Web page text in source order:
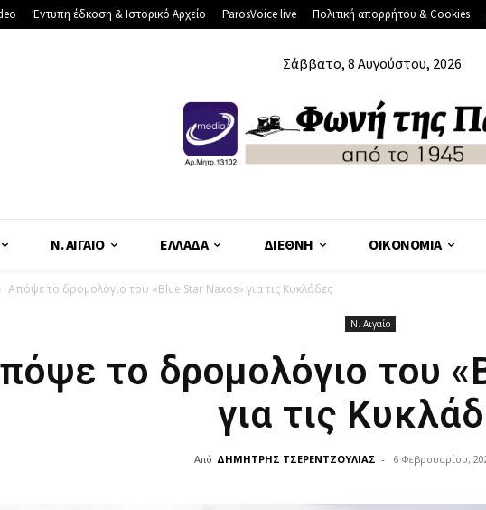
Έντυπη έδκοση & Ιστορικό Αρχείο ParosVoice live Πολιτική απορρήτου & Cookies
Σάββατο, 8 Αυγούστου, 2026
Ν. ΑΙΓΑΊΟ ΕΛΛΆΔΑ ΔΙΕΘΝΉ ΟΙΚΟΝΟΜΊΑ
Απόψε το δρομολόγιο του «Blue Star Naxos» για τις Κυκλάδες
Ν. Αιγαίο
το δρομολόγιο του
για τις
Από ΔΗΜΗΤΡΗΣ ΤΣΕΡΕΝΤΖΟΥΛΙΑΣ - 6 Φεβρουαρίου,